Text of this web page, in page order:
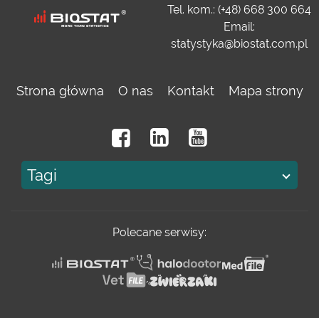
Tel. kom.: (+48) 668 300 664
Email:
statystyka@biostat.com.pl
Strona główna O nas Kontakt Mapa strony
Tagi
Polecane serwisy: